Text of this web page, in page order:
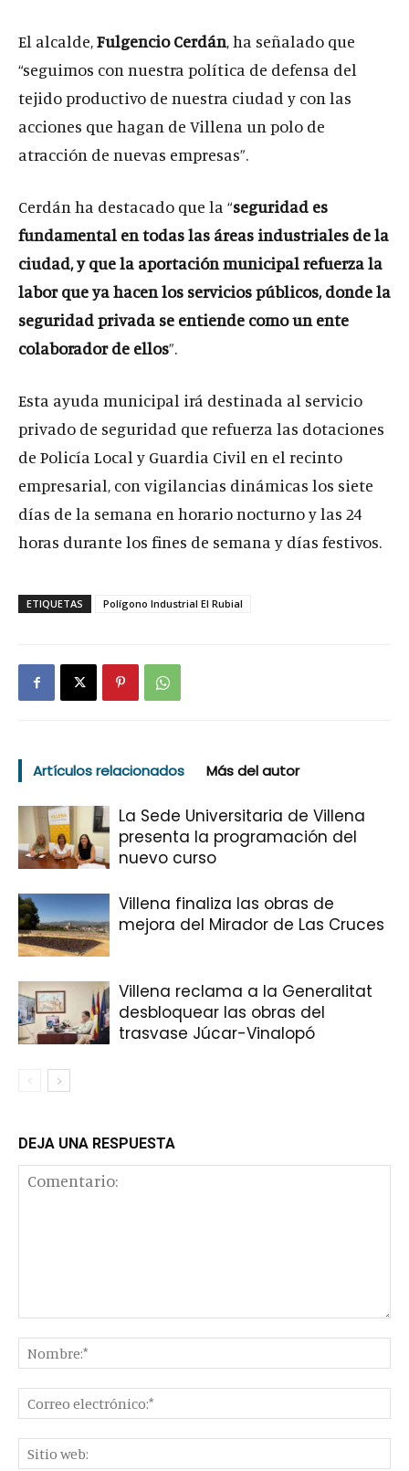
El alcalde,Fulgencio Cerdán, ha señalado que
“seguimos con nuestra política de defensa del
tejido productivo de nuestra ciudad y con las
acciones que hagan de Villena un polo de
atracción de nuevas empresas”.
Cerdán ha destacado que la “seguridad es
fundamental en todas las áreas industriales de la
ciudad, y que la aportación municipal refuerza la
labor que ya hacen los servicios públicos, donde la
seguridad privada se entiende como un ente
colaborador de ellos”.
Esta ayuda municipal irá destinada al servicio
privado de seguridad que refuerza las dotaciones
de Policía Local y Guardia Civil en el recinto
empresarial, con vigilancias dinámicas los siete
días de la semana en horario nocturno y las 24
horas durante los fines de semana y días festivos.
ETIQUETAS Polígono Industrial El Rubial
Artículos relacionados Más del autor
La Sede Universitaria de Villena
presenta la programación del
nuevo curso
Villena finaliza las obras de
mejora del Mirador de Las Cruces
Villena reclama a la Generalitat
desbloquear las obras del
trasvase Júcar-Vinalopó
DEJA UNA RESPUESTA